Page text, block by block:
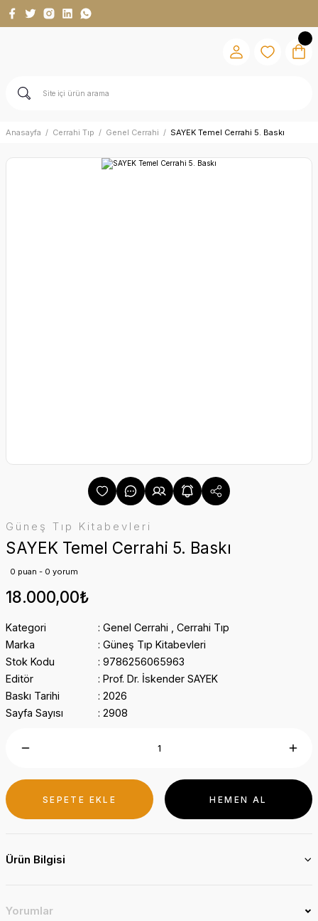
Anasayfa Cerrahi Tıp Genel Cerrahi SAYEK Temel Cerrahi 5. Baskı
Güneş Tıp Kitabevleri
SAYEK Temel Cerrahi 5. Baskı
0 puan - 0 yorum
18.000,00₺
Kategori Genel Cerrahi
Cerrahi Tıp
Marka
Güneş Tıp Kitabevleri
Stok Kodu
9786256065963
Editör
Prof. Dr. İskender SAYEK
Baskı Tarihi
2026
Sayfa Sayısı
2908
SEPETE EKLE HEMEN AL
Ürün Bilgisi
Yorumlar